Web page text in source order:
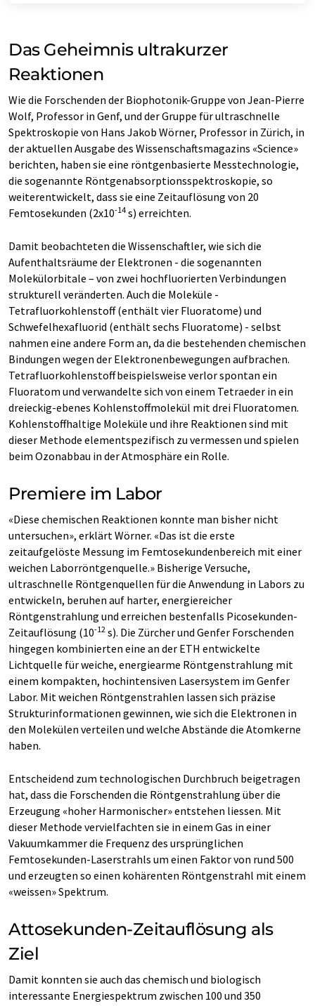
Das Geheimnis ultrakurzer
Reaktionen
Wie die Forschenden der Biophotonik-Gruppe von Jean-Pierre
Wolf, Professor in Genf, und der Gruppe für ultraschnelle
Spektroskopie von Hans Jakob Wörner, Professor in Zürich, in
der aktuellen Ausgabe des Wissenschaftsmagazins «Science»
berichten, haben sie eine röntgenbasierte Messtechnologie,
die sogenannte Röntgenabsorptionsspektroskopie, so
weiterentwickelt, dass sie eine Zeitauflösung von 20
Femtosekunden (2x10-14 s) erreichten.
Damit beobachteten die Wissenschaftler, wie sich die
Aufenthaltsräume der Elektronen - die sogenannten
Molekülorbitale – von zwei hochfluorierten Verbindungen
strukturell veränderten. Auch die Moleküle -
Tetrafluorkohlenstoff (enthält vier Fluoratome) und
Schwefelhexafluorid (enthält sechs Fluoratome) - selbst
nahmen eine andere Form an, da die bestehenden chemischen
Bindungen wegen der Elektronenbewegungen aufbrachen.
Tetrafluorkohlenstoffbeispielsweise verlor spontan ein
Fluoratom und verwandelte sich von einem Tetraeder in ein
dreieckig-ebenes Kohlenstoffmolekül mit drei Fluoratomen.
Kohlenstoffhaltige Moleküle und ihre Reaktionen sind mit
dieser Methode elementspezifisch zu vermessen und spielen
beim Ozonabbau in der Atmosphäre ein Rolle.
Premiere im Labor
«Diese chemischen Reaktionen konnte man bisher nicht
untersuchen», erklärt Wörner. «Das ist die erste
zeitaufgelöste Messung im Femtosekundenbereich mit einer
weichen Laborröntgenquelle.» Bisherige Versuche,
ultraschnelle Röntgenquellen für die Anwendung in Labors zu
entwickeln, beruhen auf harter, energiereicher
Röntgenstrahlung und erreichen bestenfalls Picosekunden-
Zeitauflösung (10-12 s). Die Zürcher und Genfer Forschenden
hingegen kombinierten eine an der ETH entwickelte
Lichtquelle für weiche, energiearme Röntgenstrahlung mit
einem kompakten, hochintensiven Lasersystem im Genfer
Labor. Mit weichen Röntgenstrahlen lassen sich präzise
Strukturinformationen gewinnen, wie sich die Elektronen in
den Molekülen verteilen und welche Abstände die Atomkerne
haben.
Entscheidend zum technologischen Durchbruch beigetragen
hat, dass die Forschenden die Röntgenstrahlung über die
Erzeugung «hoher Harmonischer» entstehen liessen. Mit
dieser Methode vervielfachten sie in einem Gas in einer
Vakuumkammer die Frequenz des ursprünglichen
Femtosekunden-Laserstrahls um einen Faktor von rund 500
und erzeugten so einen kohärenten Röntgenstrahl mit einem
«weissen» Spektrum.
Attosekunden-Zeitauflösung als
Ziel
Damit konnten sie auch das chemisch und biologisch
interessante Energiespektrum zwischen 100 und 350